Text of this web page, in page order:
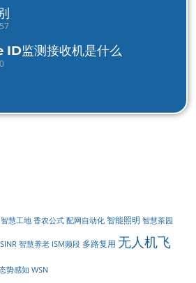
监测接收机是什么
智慧工地 香农公式 配网自动化 智能照明 智慧茶园
SINR 智慧养老 ISM频段 多路复用 无人机飞
势感知 WSN